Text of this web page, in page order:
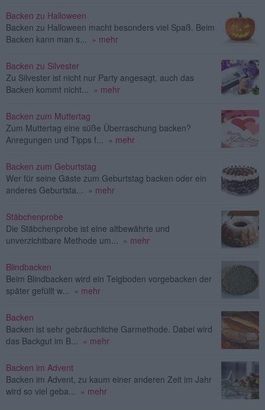
Backen zu Halloween
Backen zu Halloween macht besonders viel Spaß. Beim
Backen kann man s... » mehr
Backen zu Silvester
Zu Silvester ist nicht nur Party angesagt, auch das
Backen kommt nicht... » mehr
Backen zum Muttertag
Zum Muttertag eine süße Überraschung backen?
Anregungen und Tipps f... » mehr
Backen zum Geburtstag
Wer für seine Gäste zum Geburtstag backen oder ein
anderes Geburtsta... » mehr
Stäbchenprobe
Die Stäbchenprobe ist eine altbewährte und
unverzichtbare Methode um... » mehr
Blindbacken
Beim Blindbacken wird ein Teigboden vorgebacken der
später gefüllt w... » mehr
Backen
Backen ist sehr gebräuchliche Garmethode. Dabei wird
das Backgut im B... » mehr
Backen im Advent
Backen im Advent, zu kaum einer anderen Zeit im Jahr
wird so viel geba... » mehr